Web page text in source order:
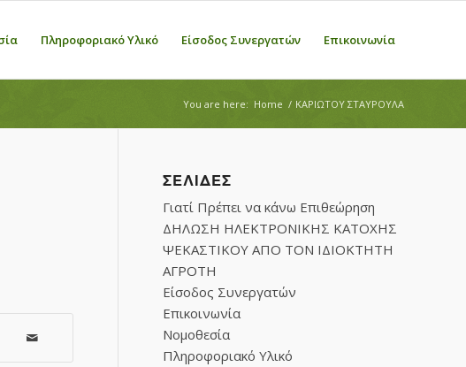
Πληροφοριακό Υλικό Είσοδος Συνεργατών Επικοινωνία
You are here: Home / ΚΑΡΙΩΤΟΥ ΣΤΑΥΡΟΥΛΑ
ΣΕΛΊΔΕΣ
Γιατί Πρέπει να κάνω Επιθεώρηση
ΔΗΛΩΣΗ ΗΛΕΚΤΡΟΝΙΚΗΣ ΚΑΤΟΧΗΣ
ΨΕΚΑΣΤΙΚΟΥ ΑΠΟ ΤΟΝ ΙΔΙΟΚΤΗΤΗ
ΑΓΡΟΤΗ
Είσοδος Συνεργατών
Επικοινωνία
Νομοθεσία
Πληροφοριακό Υλικό